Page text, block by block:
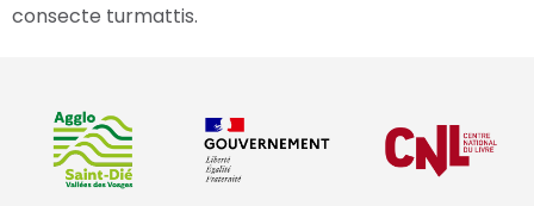
consecte turmattis.